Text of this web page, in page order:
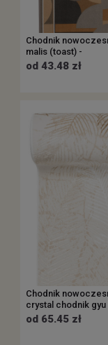
Chodnik
malis (toast) -
od 43.48 zł
Chodnik
crystal chodnik
od 65.45 zł